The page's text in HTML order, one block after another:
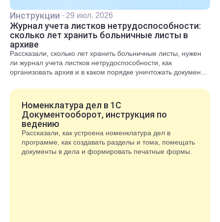
Инструкции · 29 июл. 2026
Журнал учета листков нетрудоспособности:
сколько лет хранить больничные листы в
архиве
Рассказали, сколько лет хранить больничные листы, нужен
ли журнал учета листков нетрудоспособности, как
организовать архив и в каком порядке уничтожать документы
Номенклатура дел в 1С
Документооборот, инструкция по
ведению
Рассказали, как устроена номенклатура дел в
программе, как создавать разделы и тома, помещать
документы в дела и формировать печатные формы.